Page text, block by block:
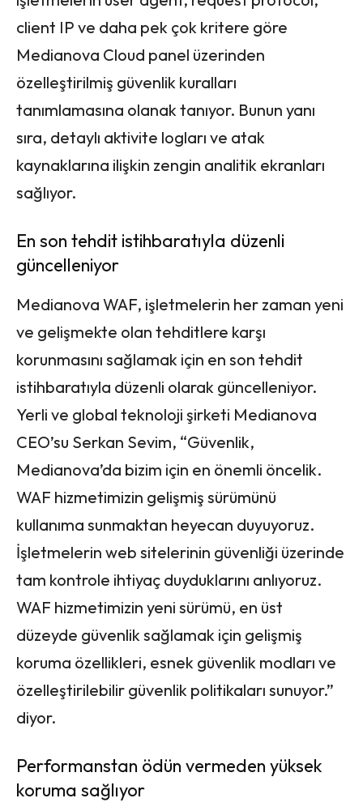
client IP ve daha pek çok kritere göre
Medianova Cloud panel üzerinden
özelleştirilmiş güvenlik kuralları
tanımlamasına olanak tanıyor. Bunun yanı
sıra, detaylı aktivite logları ve atak
kaynaklarına ilişkin zengin analitik ekranları
sağlıyor.
En son tehdit istihbaratıyla düzenli
güncelleniyor
Medianova WAF, işletmelerin her zaman yeni
ve gelişmekte olan tehditlere karşı
korunmasını sağlamak için en son tehdit
istihbaratıyla düzenli olarak güncelleniyor.
Yerli ve global teknoloji şirketi Medianova
CEO’su Serkan Sevim, “Güvenlik,
Medianova’da bizim için en önemli öncelik.
WAF hizmetimizin gelişmiş sürümünü
kullanıma sunmaktan heyecan duyuyoruz.
İşletmelerin web sitelerinin güvenliği üzerinde
tam kontrole ihtiyaç duyduklarını anlıyoruz.
WAF hizmetimizin yeni sürümü, en üst
düzeyde güvenlik sağlamak için gelişmiş
koruma özellikleri, esnek güvenlik modları ve
özelleştirilebilir güvenlik politikaları sunuyor.”
diyor.
Performanstan ödün vermeden yüksek
koruma sağlıyor